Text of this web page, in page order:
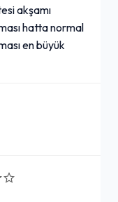
akşamı
hatta normal
en büyük